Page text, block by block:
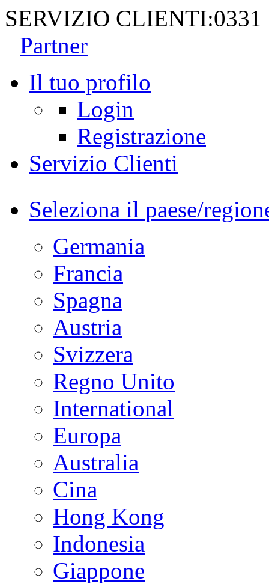
SERVIZIO CLIENTI:0331
Partner
Il tuo profilo
Login
Registrazione
Servizio Clienti
Seleziona il paese/
Germania
Francia
Spagna
Austria
Svizzera
Regno Unito
International
Europa
Australia
Cina
Hong Kong
Indonesia
Giappone